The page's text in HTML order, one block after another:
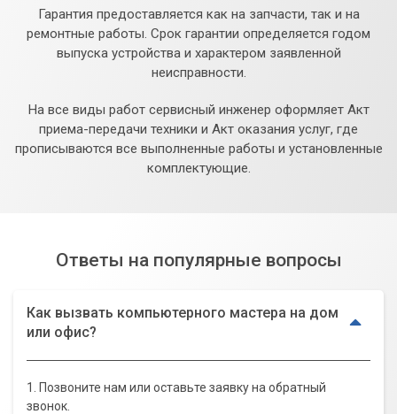
Гарантия предоставляется как на запчасти, так и на
ремонтные работы. Срок гарантии определяется годом
выпуска устройства и характером заявленной
неисправности.
На все виды работ сервисный инженер оформляет Акт
приема-передачи техники и Акт оказания услуг, где
прописываются все выполненные работы и установленные
комплектующие.
Ответы на популярные вопросы
Как вызвать компьютерного мастера на дом
или офис?
1. Позвоните нам или оставьте заявку на обратный
звонок.